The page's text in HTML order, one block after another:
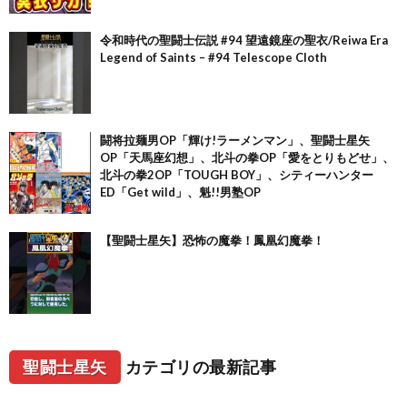
令和時代の聖闘士伝説 #94 望遠鏡座の聖衣/Reiwa Era
Legend of Saints – #94 Telescope Cloth
闘将拉麺男OP「輝け!ラーメンマン」、聖闘士星矢
OP「天馬座幻想」、北斗の拳OP「愛をとりもどせ」、
北斗の拳2OP「TOUGH BOY」、シティーハンター
ED「Get wild」、魁!!男塾OP
【聖闘士星矢】恐怖の魔拳！鳳凰幻魔拳！
聖闘士星矢 カテゴリの最新記事